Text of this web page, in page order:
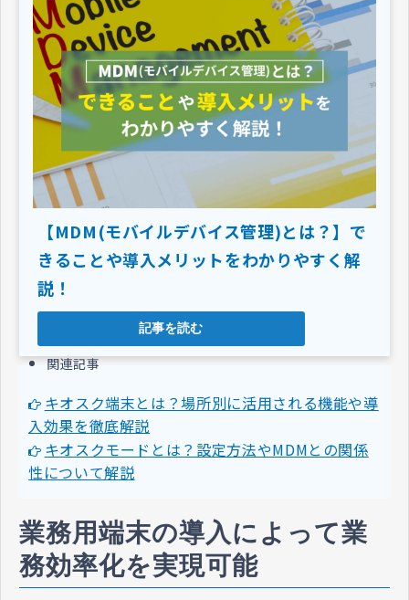
【MDM(モバイルデバイス管理)とは？】で
きることや導入メリットをわかりやすく解
説！
記事を読む
関連記事
キオスク端末とは？場所別に活用される機能や導
入効果を徹底解説
キオスクモードとは？設定方法やMDMとの関係
性について解説
業務用端末の導入によって業
務効率化を実現可能